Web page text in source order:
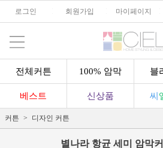
로그인 회원가입 마이페이지
전체커튼 100% 암막 블
베스트 신상품 씨
커튼 디자인 커튼
별나라 항균 세미 암막